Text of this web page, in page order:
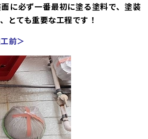
に必ず一番最初に塗る塗料で、塗装
とても重要な工程です！
前＞